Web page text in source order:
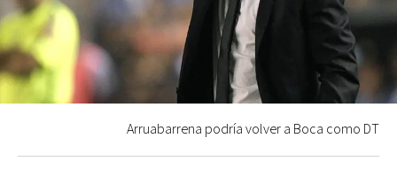
Arruabarrena podría volver a Boca como DT